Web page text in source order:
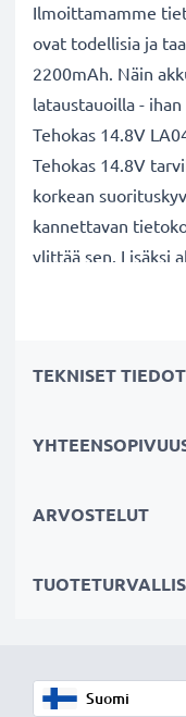
Ilmoittamamme
ovat todellisia ja
2200mAh. Näin
lataustauoilla -
Tehokas 14.8V
Tehokas 14.8V
korkean
kannettavan
ylittää sen. Lisäksi
Kaikki akkumme
siksi akuillamme on
Valitse CELLONIC,
TEKNISET TIEDOT
ARVOSTELUT